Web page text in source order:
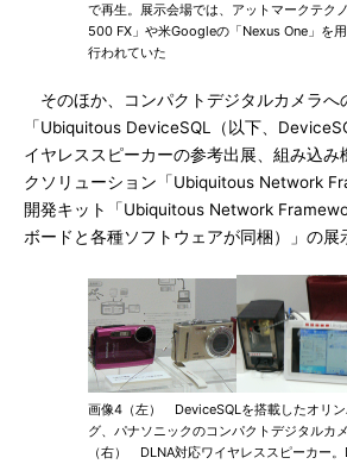
で再生。展示会場では、アットマークテク
500 FX」や米Googleの「Nexus One」を
行われていた
そのほか、コンパクトデジタルカメラへ
「Ubiquitous DeviceSQL（以下、
イヤレススピーカーの参考出展、組み込み
クソリューション「Ubiquitous Network
開発キット「Ubiquitous Network
ボードと各種ソフトウェアが同梱）」の展
画像4（左） DeviceSQLを搭載したオリン
グ、パナソニックのコンパクトデジタルカ
（右） DLNA対応ワイヤレススピーカー